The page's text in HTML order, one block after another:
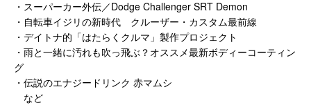
・スーパーカー外伝／Dodge Challenger SRT Demon
・自転車イジリの新時代 クルーザー・カスタム最前線
・デイトナ的「はたらくクルマ」製作プロジェクト
・雨と一緒に汚れも吹っ飛ぶ？オススメ最新ボディーコーティン
グ
・伝説のエナジードリンク 赤マムシ
など